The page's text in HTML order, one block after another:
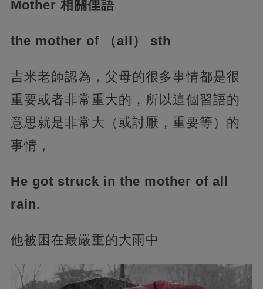
Mother 相關俚語
the mother of （all） sth
吉米老師認為，父母的很多事情都是很
重要或者非常重大的，所以這個習語的
意思就是非常大（或討厭，重要等）的
事情，
He got struck in the mother of all
rain.
他被困在最嚴重的大雨中